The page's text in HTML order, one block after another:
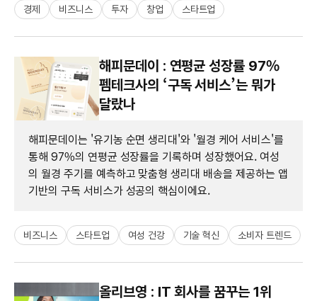
경제 비즈니스 투자 창업 스타트업
해피문데이 : 연평균 성장률 97%
펨테크사의 ‘구독 서비스’는 뭐가
달랐나
해피문데이는 '유기농 순면 생리대'와 '월경 케어 서비스'를
통해 97%의 연평균 성장률을 기록하며 성장했어요. 여성
의 월경 주기를 예측하고 맞춤형 생리대 배송을 제공하는 앱
기반의 구독 서비스가 성공의 핵심이에요.
비즈니스 스타트업 여성 건강 기술 혁신 소비자 트렌드
올리브영 : IT 회사를 꿈꾸는 1위